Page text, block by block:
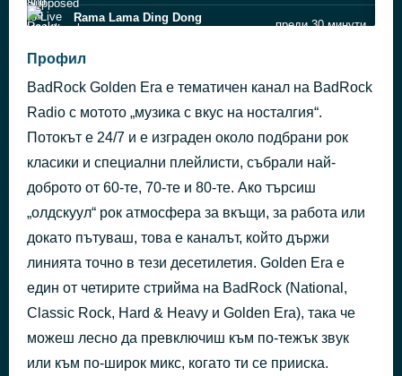
Rama Lama Ding Dong
преди 30 минути
Mexico
Movin’ Out
Billy Joel
The Shoop Shoop Song
Cher
преди 52 минути
I Say A Little Prayer
Aretha Franklin
Профил
BadRock Golden Era е тематичен канал на BadRock
Radio с мотото „музика с вкус на носталгия“.
Потокът е 24/7 и е изграден около подбрани рок
класики и специални плейлисти, събрали най-
доброто от 60-те, 70-те и 80-те. Ако търсиш
„олдскуул“ рок атмосфера за вкъщи, за работа или
докато пътуваш, това е каналът, който държи
линията точно в тези десетилетия. Golden Era е
един от четирите стрийма на BadRock (National,
Classic Rock, Hard & Heavy и Golden Era), така че
можеш лесно да превключиш към по-тежък звук
или към по-широк микс, когато ти се прииска.